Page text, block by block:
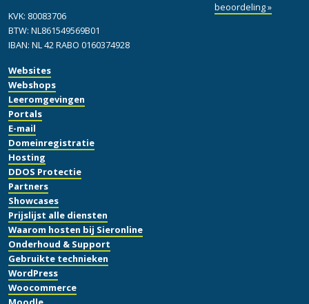
Websites
Webshops
Leeromgevingen
Portals
E-mail
Domeinregistratie
Hosting
DDOS Protectie
Partners
Showcases
Prijslijst alle diensten
Waarom hosten bij Sieronline
Onderhoud & Support
Gebruikte technieken
WordPress
Woocommerce
beoordeling »
KVK: 80083706
BTW: NL861549569B01
IBAN: NL 42 RABO 0160374928